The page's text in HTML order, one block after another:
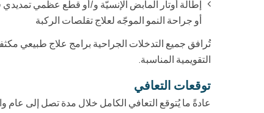
إطالة أوتار المأبض الإنسيّة و/أو قطع عظمي
أو جراحة النمو الموجّه لعلاج تقلصات الركبة
تُرافق جميع التدخلات الجراحية برامج علاج طبيعي
التقويمية المناسبة.
توقعات التعافي
عادةً ما يُتوقع التعافي الكامل خلال مدة تصل إلى عام